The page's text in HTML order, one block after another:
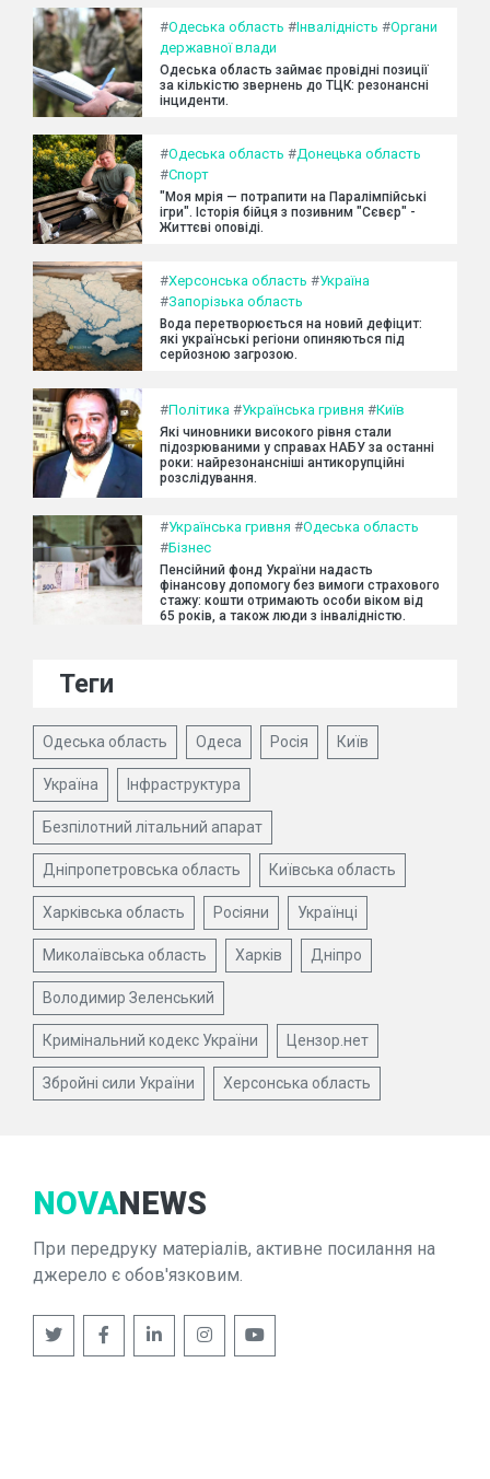
#Одеська область #Інвалідність #Органи
державної влади
Одеська область займає провідні позиції
за кількістю звернень до ТЦК: резонансні
інциденти.
#Одеська область #Донецька область
#Спорт
"Моя мрія — потрапити на Паралімпійські
ігри". Історія бійця з позивним "Сєвєр" -
Життєві оповіді.
#Херсонська область #Україна
#Запорізька область
Вода перетворюється на новий дефіцит:
які українські регіони опиняються під
серйозною загрозою.
#Політика #Українська гривня #Київ
Які чиновники високого рівня стали
підозрюваними у справах НАБУ за останні
роки: найрезонансніші антикорупційні
розслідування.
#Українська гривня #Одеська область
#Бізнес
Пенсійний фонд України надасть
фінансову допомогу без вимоги страхового
стажу: кошти отримають особи віком від
65 років, а також люди з інвалідністю.
Теги
Одеська область Одеса Росія Київ
Україна Інфраструктура
Безпілотний літальний апарат
Дніпропетровська область Київська область
Харківська область Росіяни Українці
Миколаївська область Харків Дніпро
Володимир Зеленський
Кримінальний кодекс України Цензор.нет
Збройні сили України Херсонська область
NOVANEWS
При передруку матеріалів, активне посилання на
джерело є обов'язковим.